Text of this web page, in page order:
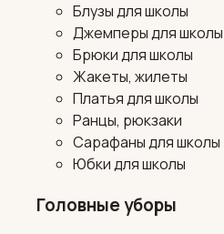
Блузы для школы
Джемперы для школы
Брюки для школы
Жакеты, жилеты
Платья для школы
Ранцы, рюкзаки
Сарафаны для школы
Юбки для школы
Головные уборы